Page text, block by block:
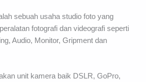
sebuah usaha studio foto yang
fotografi dan videografi seperti
Audio, Monitor, Gripment dan
unit kamera baik DSLR, GoPro,